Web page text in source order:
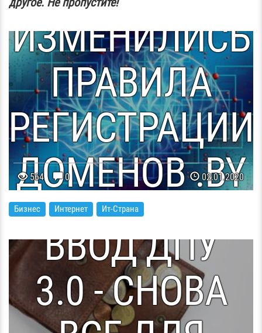
ИЗМЕНИЛИСЬ
ПРАВИЛА
РЕГИСТРАЦИИ
ДОМЕНОВ .BY
И .БЕЛ
564 0 02.01.2020
Бизнес Интернет Ит-Страна
ВВОД ДПУ
3.0 - СНОВА